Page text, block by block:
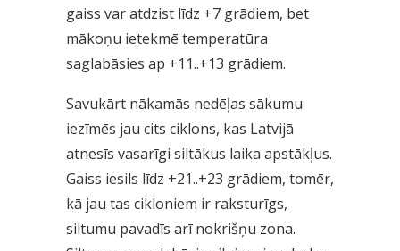
gaiss var atdzist līdz +7 grādiem, bet
mākoņu ietekmē temperatūra
saglabāsies ap +11..+13 grādiem.
Savukārt nākamās nedēļas sākumu
iezīmēs jau cits ciklons, kas Latvijā
atnesīs vasarīgi siltākus laika apstākļus.
Gaiss iesils līdz +21..+23 grādiem, tomēr,
kā jau tas cikloniem ir raksturīgs,
siltumu pavadīs arī nokrišņu zona.